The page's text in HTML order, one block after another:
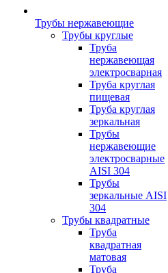
Трубы нержавеющие
Трубы круглые
Труба
нержавеющая
электросварная
Труба круглая
пищевая
Труба круглая
зеркальная
Трубы
нержавеющие
электросварные
AISI 304
Трубы
зеркальные AISI
304
Трубы квадратные
Труба
квадратная
матовая
Труба